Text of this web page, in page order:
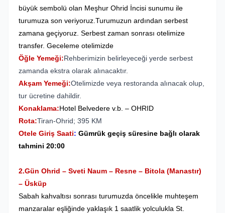
büyük sembolü olan Meşhur Ohrid İncisi sunumu ile
turumuza son veriyoruz.Turumuzun ardından serbest
zamana geçiyoruz. Serbest zaman sonrası otelimize
transfer. Geceleme otelimizde
Öğle Yemeği:Rehberimizin belirleyeceği yerde serbest
zamanda ekstra olarak alınacaktır.
Akşam Yemeği:Otelimizde veya restoranda alınacak olup,
tur ücretine dahildir.
Konaklama:Hotel Belvedere v.b. – OHRID
Rota:Tiran-Ohrid; 395 KM
Otele Giriş Saati: Gümrük geçiş süresine bağlı olarak
tahmini 20:00
2.Gün Ohrid – Sveti Naum – Resne – Bitola (Manastır)
– Üsküp
Sabah kahvaltısı sonrası turumuzda öncelikle muhteşem
manzaralar eşliğinde yaklaşık 1 saatlik yolculukla St.